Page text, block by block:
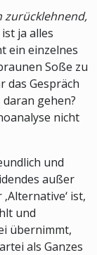
zurücklehnend,
ja alles
ein einzelnes
Soße zu
das Gespräch
gehen?
nicht
und
außer
ist,
und
übernimmt,
als Ganzes